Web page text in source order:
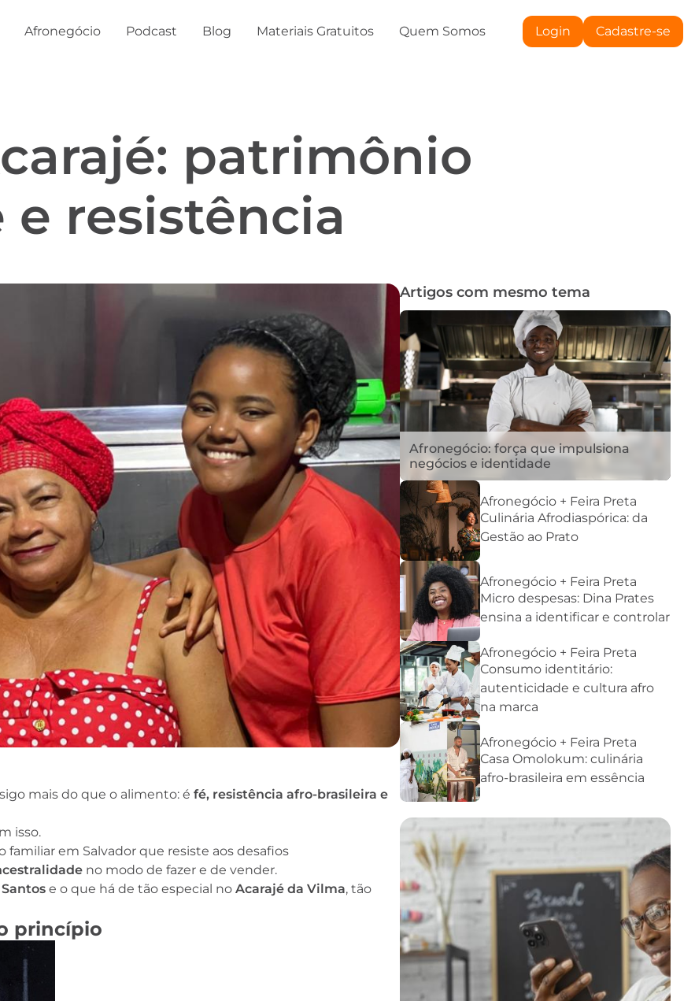
Afronegócio Podcast Blog Materiais Gratuitos Quem Somos Login Cadastre-se
patrimônio
resistência
mais do que o alimento: é fé, resistência afro-brasileira e
isso.
familiar em Salvador que resiste aos desafios
no modo de fazer e de vender.
e o que há de tão especial no Acarajé da Vilma, tão
princípio
Artigos com mesmo tema
Afronegócio: força que impulsiona
negócios e identidade
Afronegócio + Feira Preta
Culinária Afrodiaspórica: da
Gestão ao Prato
Afronegócio + Feira Preta
Micro despesas: Dina Prates
ensina a identificar e controlar
Afronegócio + Feira Preta
Consumo identitário:
autenticidade e cultura afro
na marca
Afronegócio + Feira Preta
Casa Omolokum: culinária
afro-brasileira em essência